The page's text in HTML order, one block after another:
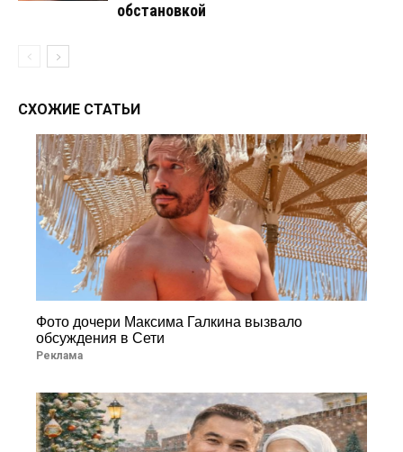
обстановкой
СХОЖИЕ СТАТЬИ
Фото дочери Максима Галкина вызвало
обсуждения в Сети
Реклама